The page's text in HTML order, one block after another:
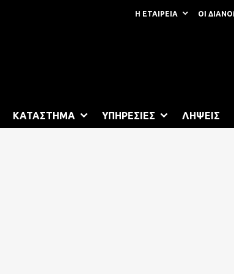
Η ΕΤΑΙΡΕΙΑ ΟΙ
ΚΑΤΑΣΤΗΜΑ ΥΠΗΡΕΣΙΕΣ ΛΗΨΕΙΣ